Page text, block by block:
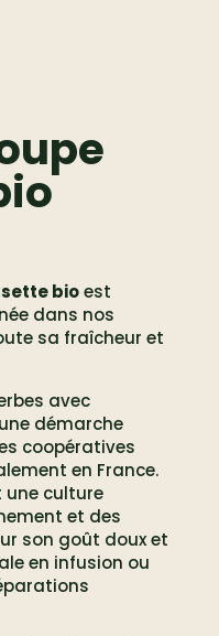
bioest
dans nos
sa fraîcheur et
avec
démarche
coopératives
en France.
culture
et des
son goût doux et
en infusion ou